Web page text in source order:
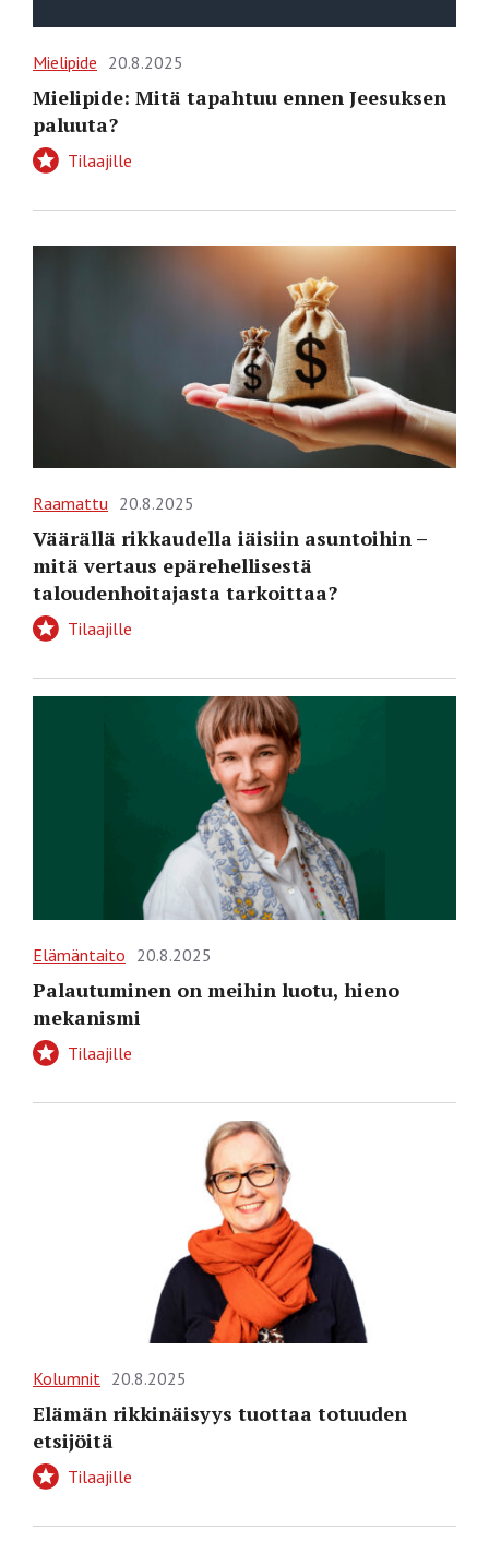
Mielipide 20.8.2025
Mielipide: Mitä tapahtuu ennen Jeesuksen
paluuta?
Tilaajille
Raamattu 20.8.2025
Väärällä rikkaudella iäisiin asuntoihin –
mitä vertaus epärehellisestä
taloudenhoitajasta tarkoittaa?
Tilaajille
Elämäntaito 20.8.2025
Palautuminen on meihin luotu, hieno
mekanismi
Tilaajille
Kolumnit 20.8.2025
Elämän rikkinäisyys tuottaa totuuden
etsijöitä
Tilaajille